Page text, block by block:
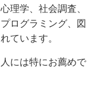
理学、社会調査、
ログラミング、図
ています。
には特にお薦めで